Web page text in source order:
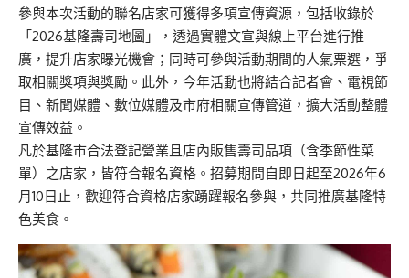
參與本次活動的聯名店家可獲得多項宣傳資源，包括收錄於
「2026基隆壽司地圖」，透過實體文宣與線上平台進行推
廣，提升店家曝光機會；同時可參與活動期間的人氣票選，爭
取相關獎項與獎勵。此外，今年活動也將結合記者會、電視節
目、新聞媒體、數位媒體及市府相關宣傳管道，擴大活動整體
宣傳效益。
凡於基隆市合法登記營業且店內販售壽司品項（含季節性菜
單）之店家，皆符合報名資格。招募期間自即日起至2026年6
月10日止，歡迎符合資格店家踴躍報名參與，共同推廣基隆特
色美食。